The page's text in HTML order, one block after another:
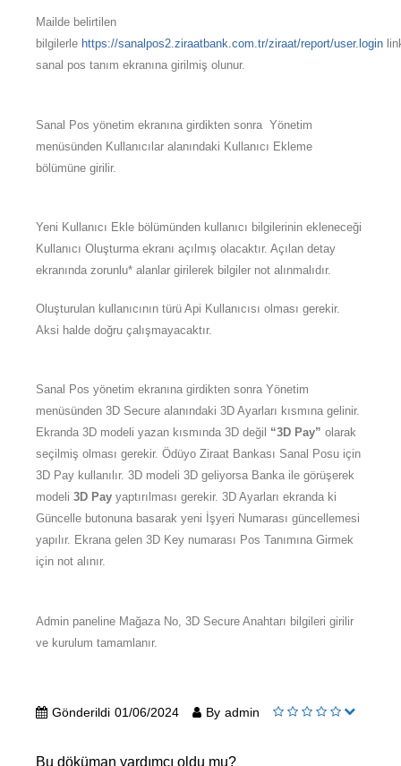
Mailde belirtilen
bilgilerle https://sanalpos2.ziraatbank.com.tr/ziraat/report/user.login
sanal pos tanım ekranına girilmiş olunur.
Sanal Pos yönetim ekranına girdikten sonra Yönetim
menüsünden Kullanıcılar alanındaki Kullanıcı Ekleme
bölümüne girilir.
Yeni Kullanıcı Ekle bölümünden kullanıcı bilgilerinin ekleneceği
Kullanıcı Oluşturma ekranı açılmış olacaktır. Açılan detay
ekranında zorunlu* alanlar girilerek bilgiler not alınmalıdır.
Oluşturulan kullanıcının türü Api Kullanıcısı olması gerekir.
Aksi halde doğru çalışmayacaktır.
Sanal Pos yönetim ekranına girdikten sonra Yönetim
menüsünden 3D Secure alanındaki 3D Ayarları kısmına gelinir.
Ekranda 3D modeli yazan kısmında 3D değil “3D Pay” olarak
seçilmiş olması gerekir. Ödüyo Ziraat Bankası Sanal Posu için
3D Pay kullanılır. 3D modeli 3D geliyorsa Banka ile görüşerek
modeli 3D Pay yaptırılması gerekir. 3D Ayarları ekranda ki
Güncelle butonuna basarak yeni İşyeri Numarası güncellemesi
yapılır. Ekrana gelen 3D Key numarası Pos Tanımına Girmek
için not alınır.
Admin paneline Mağaza No, 3D Secure Anahtarı bilgileri girilir
ve kurulum tamamlanır.
Gönderildi 01/06/2024 By admin
Bu döküman yardımcı oldu mu?